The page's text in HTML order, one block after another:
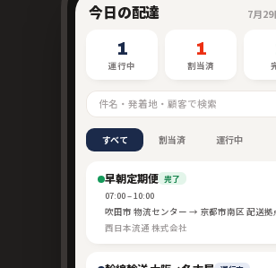
今日の配達 7月29
1
運行中
1
割当済
件名・発着地・顧客で検索
すべて 割当済 運行中
早朝定期便 完了
07:00 – 10:00
吹田市 物流センター → 京都市南区 配送拠
西日本流通 株式会社